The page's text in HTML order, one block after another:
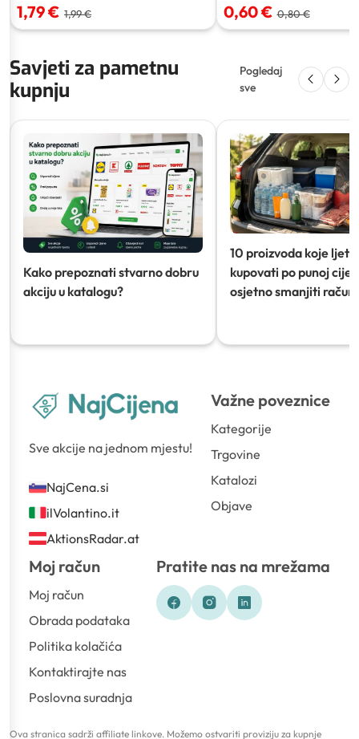
1,79 € 1,99 € 0,60 € 0,80 €
Savjeti za pametnu
kupnju
Pogledaj
sve
Kako prepoznati stvarno dobru
akciju u katalogu?
10 proizvoda koje ljeti
kupovati po punoj
osjetno smanjiti račun)
Sve akcije na jednom mjestu!
NajCena.si
ilVolantino.it
AktionsRadar.at
Važne poveznice
Kategorije
Trgovine
Katalozi
Objave
Moj račun
Moj račun
Obrada podataka
Politika kolačića
Kontaktirajte nas
Poslovna suradnja
Pratite nas na mrežama
Ova stranica sadrži affiliate linkove. Možemo ostvariti proviziju za kupnje